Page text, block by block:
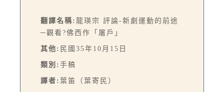
翻譯名稱: 龍瑛宗 評論-新劇運動的前途
─觀看?佛西作「屠戶」
其他: 民國35年10月15日
類別: 手稿
譯者: 葉笛（葉寄民）